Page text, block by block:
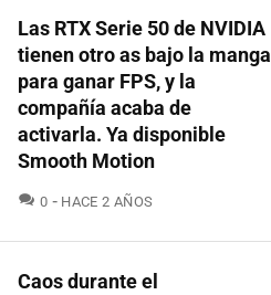
Las RTX Serie 50 de NVIDIA
tienen otro as bajo la manga
para ganar FPS, y la
compañía acaba de
activarla. Ya disponible
Smooth Motion
0 COMENTARIOS
HACE 2 AÑOS
Caos durante el